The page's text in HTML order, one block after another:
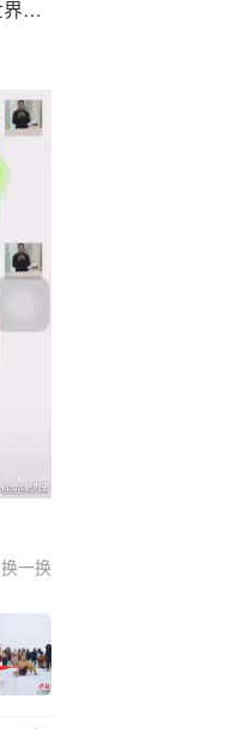
【!行业资{讯}】中沙合资打造世界级炼化标杆 福建古雷二期项目公司正式成立
换一换